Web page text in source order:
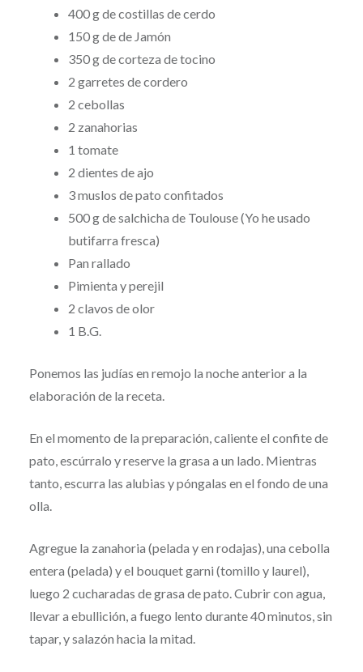
400 g de costillas de cerdo
150 g de de Jamón
350 g de corteza de tocino
2 garretes de cordero
2 cebollas
2 zanahorias
1 tomate
2 dientes de ajo
3 muslos de pato confitados
500 g de salchicha de Toulouse (Yo he usado
butifarra fresca)
Pan rallado
Pimienta y perejil
2 clavos de olor
1 B.G.
Ponemos las judías en remojo la noche anterior a la
elaboración de la receta.
En el momento de la preparación, caliente el confite de
pato, escúrralo y reserve la grasa a un lado. Mientras
tanto, escurra las alubias y póngalas en el fondo de una
olla.
Agregue la zanahoria (pelada y en rodajas), una cebolla
entera (pelada) y el bouquet garni (tomillo y laurel),
luego 2 cucharadas de grasa de pato. Cubrir con agua,
llevar a ebullición, a fuego lento durante 40 minutos, sin
tapar, y salazón hacia la mitad.